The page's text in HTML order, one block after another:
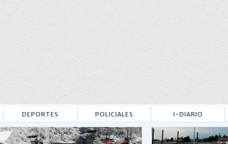
DEPORTES POLICIALES I-DIARIO